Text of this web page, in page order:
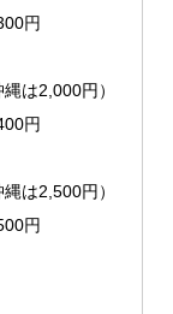
円
は2,000円）
円
は2,500円）
円